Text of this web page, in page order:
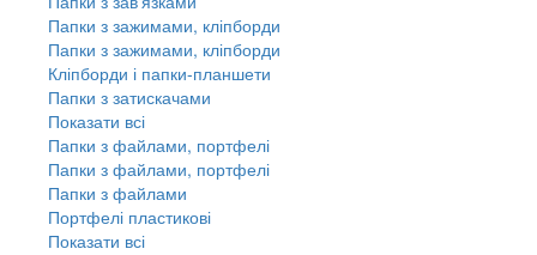
Папки з зажимами, кліпборди
Папки з зажимами, кліпборди
Кліпборди і папки-планшети
Папки з затискачами
Показати всі
Папки з файлами, портфелі
Папки з файлами, портфелі
Папки з файлами
Портфелі пластикові
Показати всі